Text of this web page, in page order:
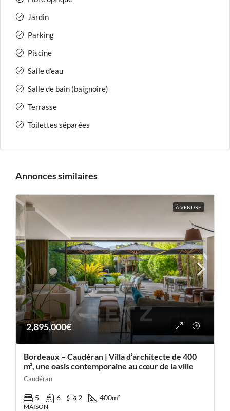
Jardin
Parking
Piscine
Salle d'eau
Salle de bain (baignoire)
Terrasse
Toilettes séparées
Annonces similaires
À VENDRE
2,895,000€
Bordeaux – Caudéran | Villa d’architecte de 400
m², une oasis contemporaine au cœur de la ville
Caudéran
5 6 2 400m²
MAISON